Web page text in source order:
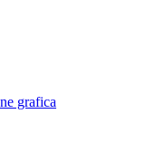
grafica